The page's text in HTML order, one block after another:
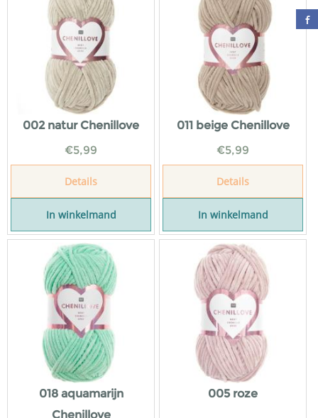
002 natur Chenillove
€5,99
Details
In winkelmand
011 beige Chenillove
€5,99
Details
In winkelmand
018 aquamarijn
Chenillove
005 roze